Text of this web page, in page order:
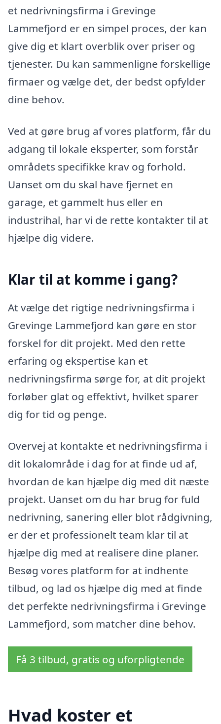
et nedrivningsfirma i Grevinge
Lammefjord er en simpel proces, der kan
give dig et klart overblik over priser og
tjenester. Du kan sammenligne forskellige
firmaer og vælge det, der bedst opfylder
dine behov.
Ved at gøre brug af vores platform, får du
adgang til lokale eksperter, som forstår
områdets specifikke krav og forhold.
Uanset om du skal have fjernet en
garage, et gammelt hus eller en
industrihal, har vi de rette kontakter til at
hjælpe dig videre.
Klar til at komme i gang?
At vælge det rigtige nedrivningsfirma i
Grevinge Lammefjord kan gøre en stor
forskel for dit projekt. Med den rette
erfaring og ekspertise kan et
nedrivningsfirma sørge for, at dit projekt
forløber glat og effektivt, hvilket sparer
dig for tid og penge.
Overvej at kontakte et nedrivningsfirma i
dit lokalområde i dag for at finde ud af,
hvordan de kan hjælpe dig med dit næste
projekt. Uanset om du har brug for fuld
nedrivning, sanering eller blot rådgivning,
er der et professionelt team klar til at
hjælpe dig med at realisere dine planer.
Besøg vores platform for at indhente
tilbud, og lad os hjælpe dig med at finde
det perfekte nedrivningsfirma i Grevinge
Lammefjord, som matcher dine behov.
Få 3 tilbud, gratis og uforpligtende
Hvad koster et